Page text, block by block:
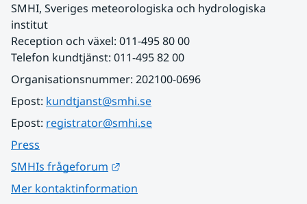
SMHI, Sveriges meteorologiska och hydrologiska
institut
Reception och växel: 011-495 80 00
Telefon kundtjänst: 011-495 82 00
Organisationsnummer: 202100-0696
Epost: kundtjanst@smhi.se
Epost: registrator@smhi.se
Press
SMHIs frågeforum
Mer kontaktinformation